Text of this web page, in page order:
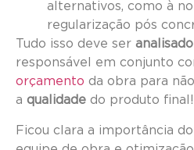
alternativos, como à
regularização pós
Tudo isso deve ser
responsável em conjunto
orçamento da obra para
a qualidade do produto final!
Ficou clara a importância